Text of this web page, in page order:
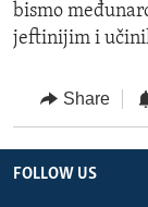
bismo
jeftinijim i
Share
FOLLOW US